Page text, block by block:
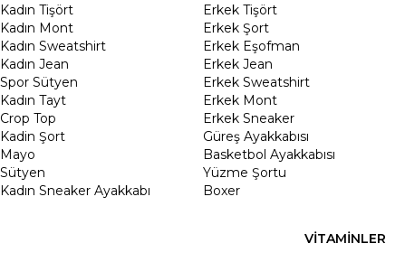
Kadın Tişört
Kadın Mont
Kadın Sweatshirt
Kadın Jean
Spor Sütyen
Kadın Tayt
Crop Top
Kadin Şort
Mayo
Sütyen
Kadın Sneaker Ayakkabı
Erkek Tişört
Erkek Şort
Erkek Eşofman
Erkek Jean
Erkek Sweatshirt
Erkek Mont
Erkek Sneaker
Güreş Ayakkabısı
Basketbol Ayakkabısı
Yüzme Şortu
Boxer
VİTAMİNLER